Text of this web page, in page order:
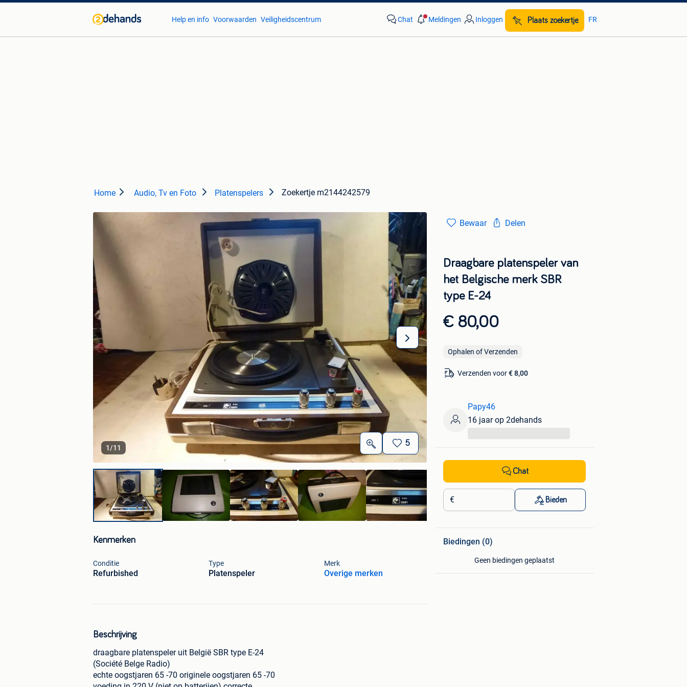
Help en info Voorwaarden Veiligheidscentrum Chat Meldingen Inloggen Plaats zoekertje FR
Home Audio, Tv en Foto Platenspelers Zoekertje m2144242579
1/11
5
Kenmerken
Conditie
Refurbished
Type
Platenspeler
Merk
Overige merken
Beschrijving
draagbare platenspeler uit België SBR type E-24
(Société Belge Radio)
echte oogstjaren 65 -70 originele oogstjaren 65 -70
Bewaar Delen
Draagbare platenspeler van
het Belgische merk SBR
type E-24
€ 80,00
Ophalen of Verzenden
Verzenden voor€ 8,00
Papy46
16 jaar op 2dehands
Chat
€ Bieden
Biedingen (0)
Geen biedingen geplaatst